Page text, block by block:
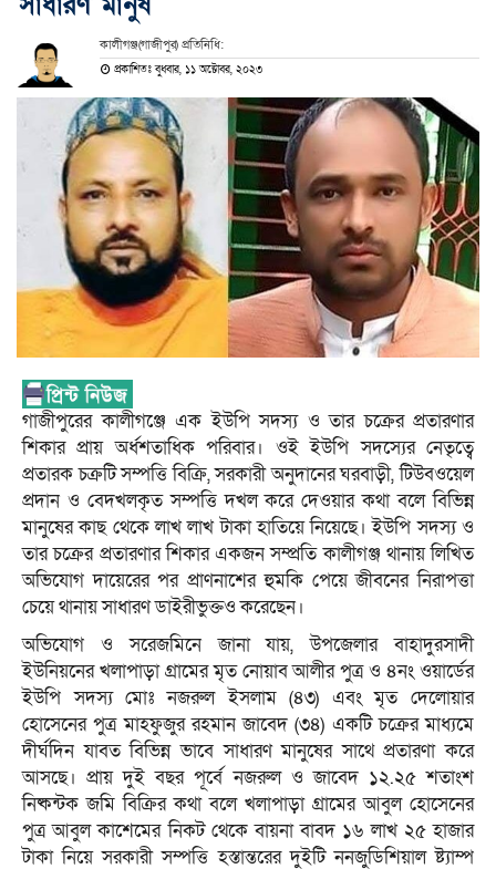
কালীগঞ্জ(গাজীপুর) প্রতিনিধি:
প্রকাশিতঃ বুধবার, ১১ অক্টোবর, ২০২৩
গাজীপুরের কালীগঞ্জে এক ইউপি সদস্য ও তার চক্রের প্রতারণার
শিকার প্রায় অর্ধশতাধিক পরিবার। ওই ইউপি সদস্যের নেতৃত্বে
প্রতারক চক্রটি সম্পত্তি বিক্রি, সরকারী অনুদানের ঘরবাড়ী, টিউবওয়েল
প্রদান ও বেদখলকৃত সম্পত্তি দখল করে দেওয়ার কথা বলে বিভিন্ন
মানুষের কাছ থেকে লাখ লাখ টাকা হাতিয়ে নিয়েছে। ইউপি সদস্য ও
তার চক্রের প্রতারণার শিকার একজন সম্প্রতি কালীগঞ্জ থানায় লিখিত
অভিযোগ দায়েরের পর প্রাণনাশের হুমকি পেয়ে জীবনের নিরাপত্তা
চেয়ে থানায় সাধারণ ডাইরীভুক্তও করেছেন।
অভিযোগ ও সরেজমিনে জানা যায়, উপজেলার বাহাদুরসাদী
ইউনিয়নের খলাপাড়া গ্রামের মৃত নোয়াব আলীর পুত্র ও ৪নং ওয়ার্ডের
ইউপি সদস্য মোঃ নজরুল ইসলাম (৪৩) এবং মৃত দেলোয়ার
হোসেনের পুত্র মাহফুজুর রহমান জাবেদ (৩৪) একটি চক্রের মাধ্যমে
দীর্ঘদিন যাবত বিভিন্ন ভাবে সাধারণ মানুষের সাথে প্রতারণা করে
আসছে। প্রায় দুই বছর পূর্বে নজরুল ও জাবেদ ১২.২৫ শতাংশ
নিষ্কন্টক জমি বিক্রির কথা বলে খলাপাড়া গ্রামের আবুল হোসেনের
পুত্র আবুল কাশেমের নিকট থেকে বায়না বাবদ ১৬ লাখ ২৫ হাজার
টাকা নিয়ে সরকারী সম্পত্তি হস্তান্তরের দুইটি ননজুডিশিয়াল ষ্ট্যাম্প